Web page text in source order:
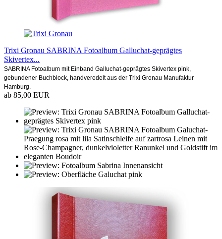
Trixi Gronau SABRINA Fotoalbum Galluchat-geprägtes
Skivertex...
SABRINA Fotoalbum mit Einband Galluchat-geprägtes Skivertex pink,
gebundener Buchblock, handveredelt aus der Trixi Gronau Manufaktur
Hamburg.
ab 85,00 EUR